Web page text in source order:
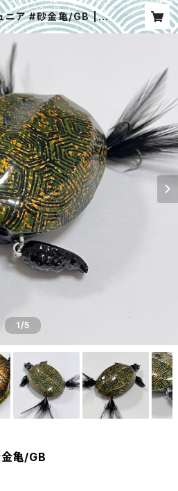
ニア #砂金亀/GB | H
LURES
1/5
金亀/GB